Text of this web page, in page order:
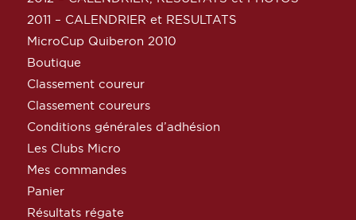
2011 – CALENDRIER et RESULTATS
MicroCup Quiberon 2010
Boutique
Classement coureur
Classement coureurs
Conditions générales d’adhésion
Les Clubs Micro
Mes commandes
Panier
Résultats régate